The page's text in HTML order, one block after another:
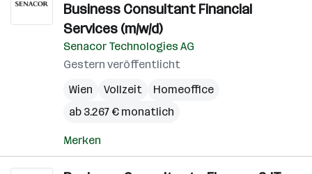
Business Consultant Financial
Services (m/w/d)
Senacor Technologies AG
Gestern veröffentlicht
Wien
Vollzeit
Homeoffice
ab 3.267 € monatlich
Merken